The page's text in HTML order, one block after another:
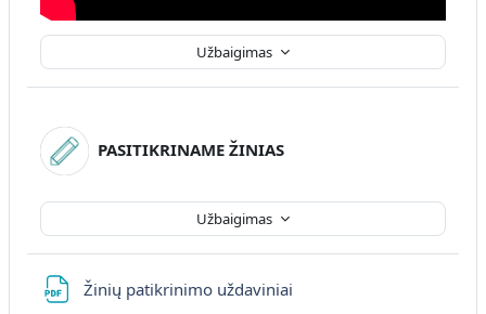
Užbaigimas
Užbaigimas
PASITIKRINAME ŽINIAS
Žinių patikrinimo uždaviniai